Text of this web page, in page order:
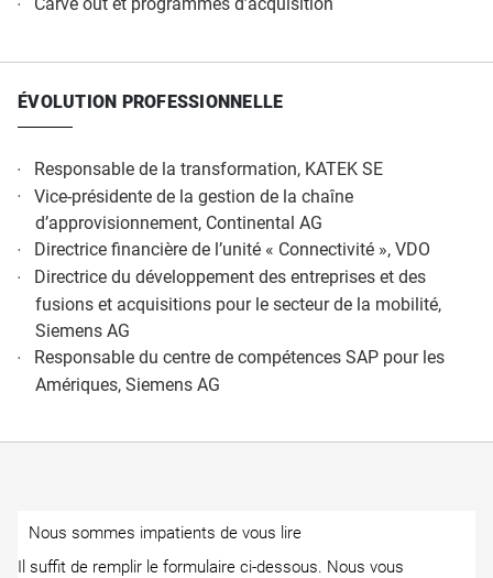
ÉVOLUTION PROFESSIONNELLE
Responsable de la transformation, KATEK SE
Vice-présidente de la gestion de la chaîne
d’approvisionnement, Continental AG
Directrice financière de l’unité « Connectivité », VDO
Directrice du développement des entreprises et des
fusions et acquisitions pour le secteur de la mobilité,
Siemens AG
Responsable du centre de compétences SAP pour les
Amériques, Siemens AG
Nous sommes impatients de vous lire
Il suffit de remplir le formulaire ci-dessous. Nous vous